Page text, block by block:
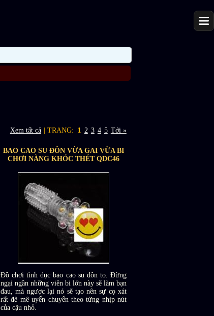
Xem tất cả | TRANG: 1 2 3 4 5 Tới »
BAO CAO SU ĐÔN VỪA GAI VỪA BI
CHƠI NÀNG KHÓC THÉT QDC46
Đồ chơi tình dục bao cao su đôn to. Đừng
ngại ngần những viên bi lớn này sẽ làm bạn
đau, mà ngược lại nó sẽ tạo nên sự cọ xát
rất đê mê uyển chuyển theo từng nhịp nút
của cậu nhỏ.